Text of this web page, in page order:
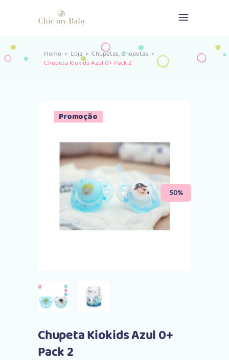
Home > Loja> Chupetas,Chupetas >
Chupeta Kiokids Azul 0+ Pack 2
Promoção
50%
Chupeta Kiokids Azul 0+
Pack 2